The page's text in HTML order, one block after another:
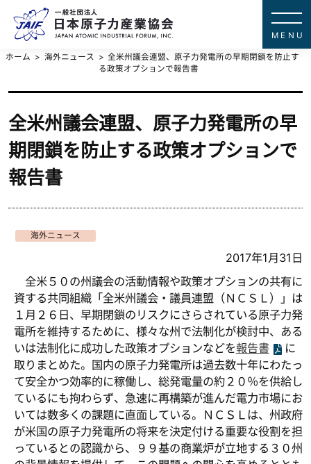
ホーム 海外ニュース
全米州議会連盟、原子力発電所の早期閉鎖を防止す
る政策オプションで報告書
全米州議会連盟、原子力発電所の早
期閉鎖を防止する政策オプションで
報告書
海外ニュース
2017年1月31日
全米５０の州議会の活動情報や政策オプションの共有に
資する共同組織「全米州議会・議員連盟（ＮＣＳＬ）」は
１月２６日、早期閉鎖のリスクにさらされている原子力発
電所を維持するために、様々な州で法制化が検討中、ある
いは法制化に成功した政策オプションなどを報告書
に
取りまとめた。国内の原子力発電所は過去数十年にわたっ
て安全かつ効率的に稼働し、総発電量の約２０％を供給し
ているにも拘わらず、急速に再構築が進んだ電力市場にお
いては数多くの課題に直面している。ＮＣＳＬは、州政府
が米国の原子力発電所の将来を決定付ける重要な役割を担
っているとの認識から、９９基の商業炉が立地する３０州